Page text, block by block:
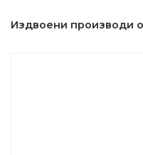
Издвоени производи